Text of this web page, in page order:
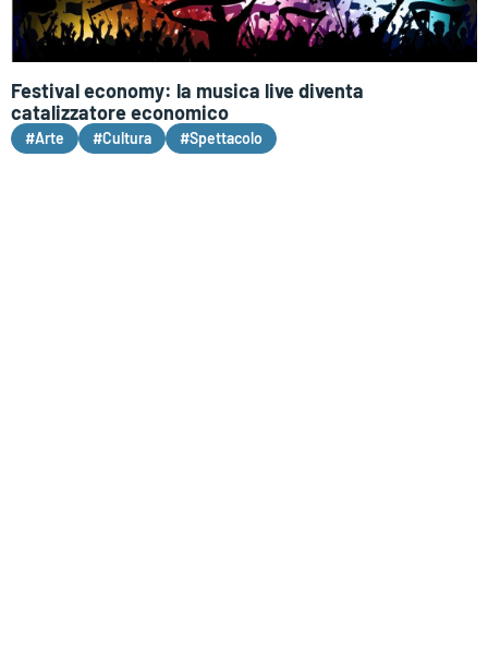
Festival economy: la musica live diventa
catalizzatore economico
#Arte #Cultura #Spettacolo